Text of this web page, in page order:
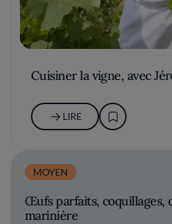
Cuisiner la vigne, avec
LIRE
MOYEN
Œufs parfaits, coquillages,
marinière